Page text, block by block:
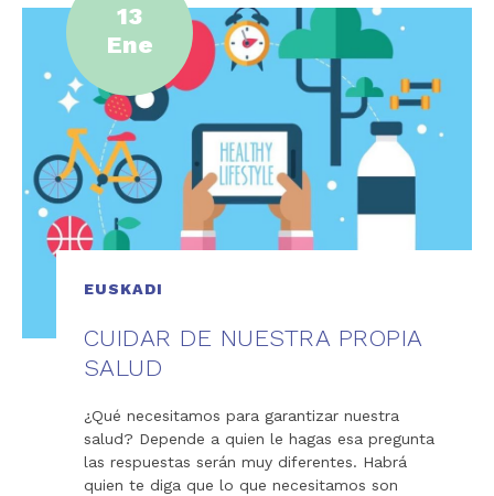
13
Ene
EUSKADI
CUIDAR DE NUESTRA PROPIA
SALUD
¿Qué necesitamos para garantizar nuestra
salud? Depende a quien le hagas esa pregunta
las respuestas serán muy diferentes. Habrá
quien te diga que lo que necesitamos son